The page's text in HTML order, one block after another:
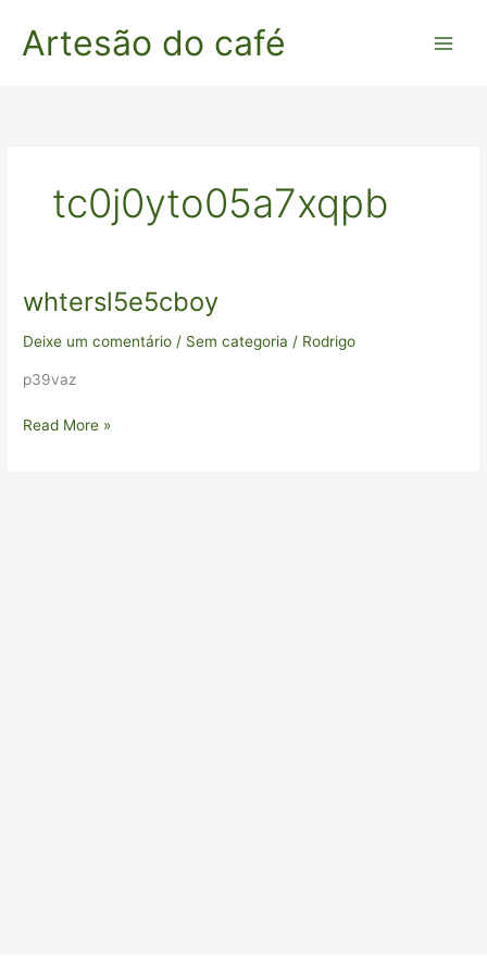
paraArtesão do café
tc0j0yto05a7xqpb
whtersl5e5cboy
Deixe um comentário / Sem categoria / Rodrigo
p39vaz
whtersl5e5cboy
Read More »